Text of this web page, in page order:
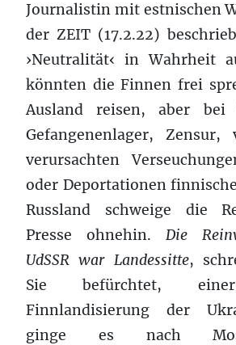
Journalistin mit estnischen
der ZEIT (17.2.22)
›Neutralität‹ in Wahrheit
könnten die Finnen frei
Ausland reisen, aber bei
Gefangenenlager, Zensur,
verursachten
oder Deportationen
Russland schweige die
Presse ohnehin. Die
UdSSR war Landessitte,
Sie befürchtet,
Finnlandisierung der
ginge es nach